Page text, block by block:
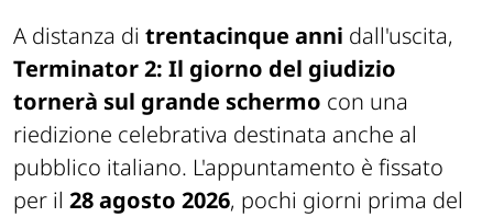
A distanza di trentacinque anni dall'uscita,
Terminator 2: Il giorno del giudizio
tornerà sul grande schermo con una
riedizione celebrativa destinata anche al
pubblico italiano. L'appuntamento è fissato
per il 28 agosto 2026, pochi giorni prima del